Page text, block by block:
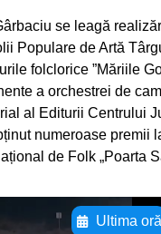
se leagă
Populare de Artă
folclorice ”Măriile
a orchestrei de
al Editurii Centrului
numeroase
de Folk „Poarta
Ultima oră